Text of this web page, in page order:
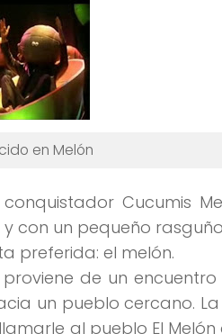
en Melón
Cucumis
con un pequeño
preferida: el melón.
de un
un pueblo cercano.
al pueblo El